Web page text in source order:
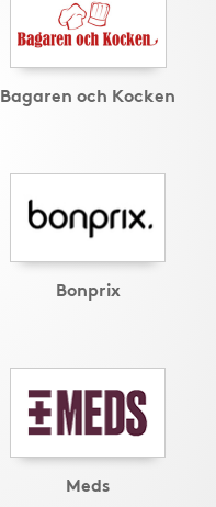
Bagaren och Kocken
Bonprix
Meds